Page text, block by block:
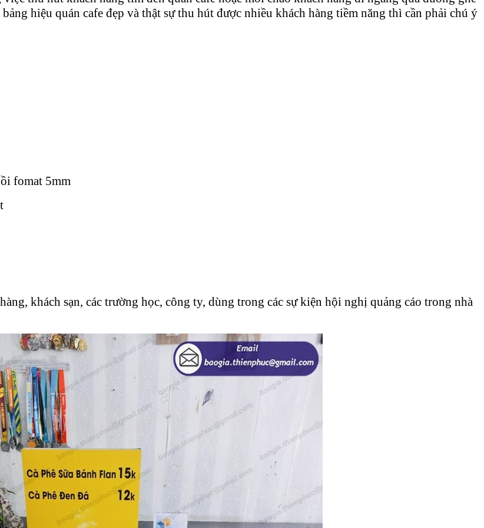
hiệu quán cafe đẹp và thật sự thu hút được nhiều khách hàng tiềm năng thì cần phải chú ý
fomat 5mm
khách sạn, các trường học, công ty, dùng trong các sự kiện hội nghị quảng cáo trong nhà